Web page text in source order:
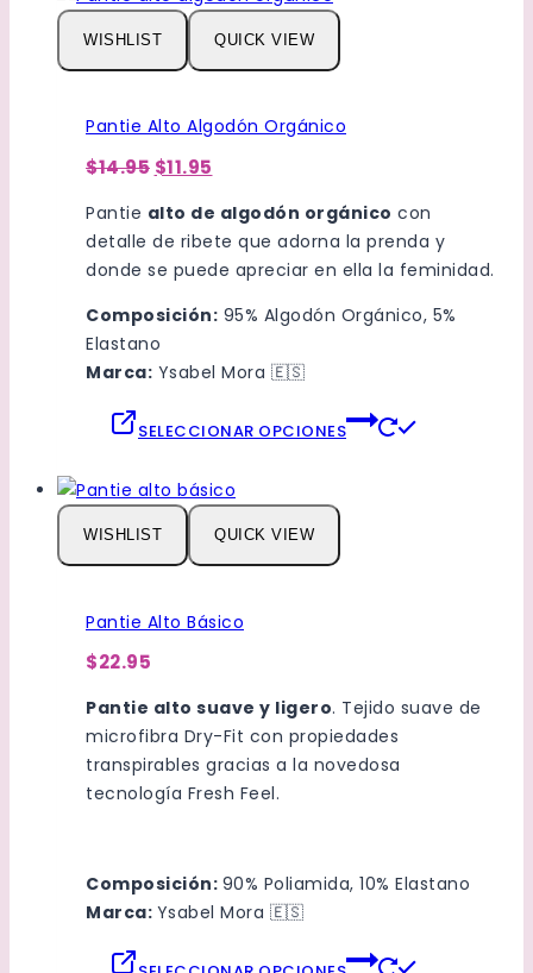
página
de
productos
de
WISHLIST QUICK VIEW
Pantie Alto Algodón Orgánico
$14.95 El
precio
original
era:
$14.95.
$11.95
precio
actual
es:
$11.95.
Pantie alto de algodón orgánico con
detalle de ribete que adorna la prenda y
donde se puede apreciar en ella la feminidad.
Composición: 95% Algodón Orgánico, 5%
Elastano
Marca: Ysabel Mora 🇪🇸
SELECCIONAR OPCIONES
en
WISHLIST QUICK VIEW
Pantie Alto Básico
$22.95
Pantie alto suave y ligero. Tejido suave de
microfibra Dry-Fit con propiedades
transpirables gracias a la novedosa
tecnología Fresh Feel.
Composición: 90% Poliamida, 10% Elastano
Marca: Ysabel Mora 🇪🇸